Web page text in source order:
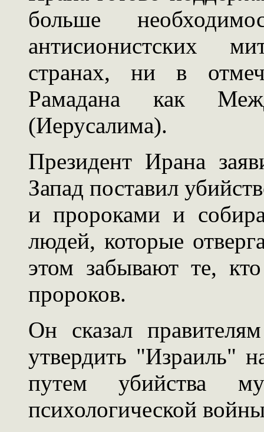
больше
антисионистских
странах, ни в
Рамадана как
(Иерусалима).
Президент Ирана
Запад поставил
и пророками и
людей, которые
этом забывают те,
пророков.
Он сказал
утвердить "Израиль"
путем убийства
психологической